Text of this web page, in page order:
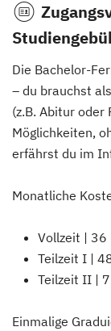
Die Bachelor-
– du brauchst
(z.B. Abitur oder
Möglichkeiten,
erfährst du im
Monatliche
Vollzeit | 36
Teilzeit I |
Teilzeit II |
Einmalige